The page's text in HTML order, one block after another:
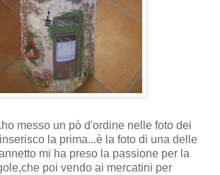
messo un pò d'ordine nelle foto dei
la prima...è la foto di una delle
mi ha preso la passione per la
poi vendo ai mercatini per